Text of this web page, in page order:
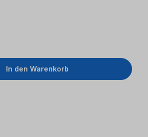
In den Warenkorb